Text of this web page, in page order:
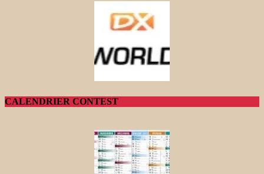
CALENDRIER CONTEST